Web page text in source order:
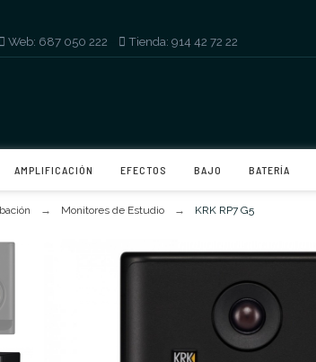
Web: 687 050 222 Tienda: 914 42 72 22
AMPLIFICACIÓN EFECTOS BAJO BATERÍA
Monitores de Estudio KRK RP7 G5